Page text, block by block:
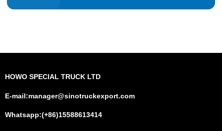
HOWO SPECIAL TRUCK LTD
E-mail:manager@sinotruckexport.com
Whatsapp:(+86)15588613414